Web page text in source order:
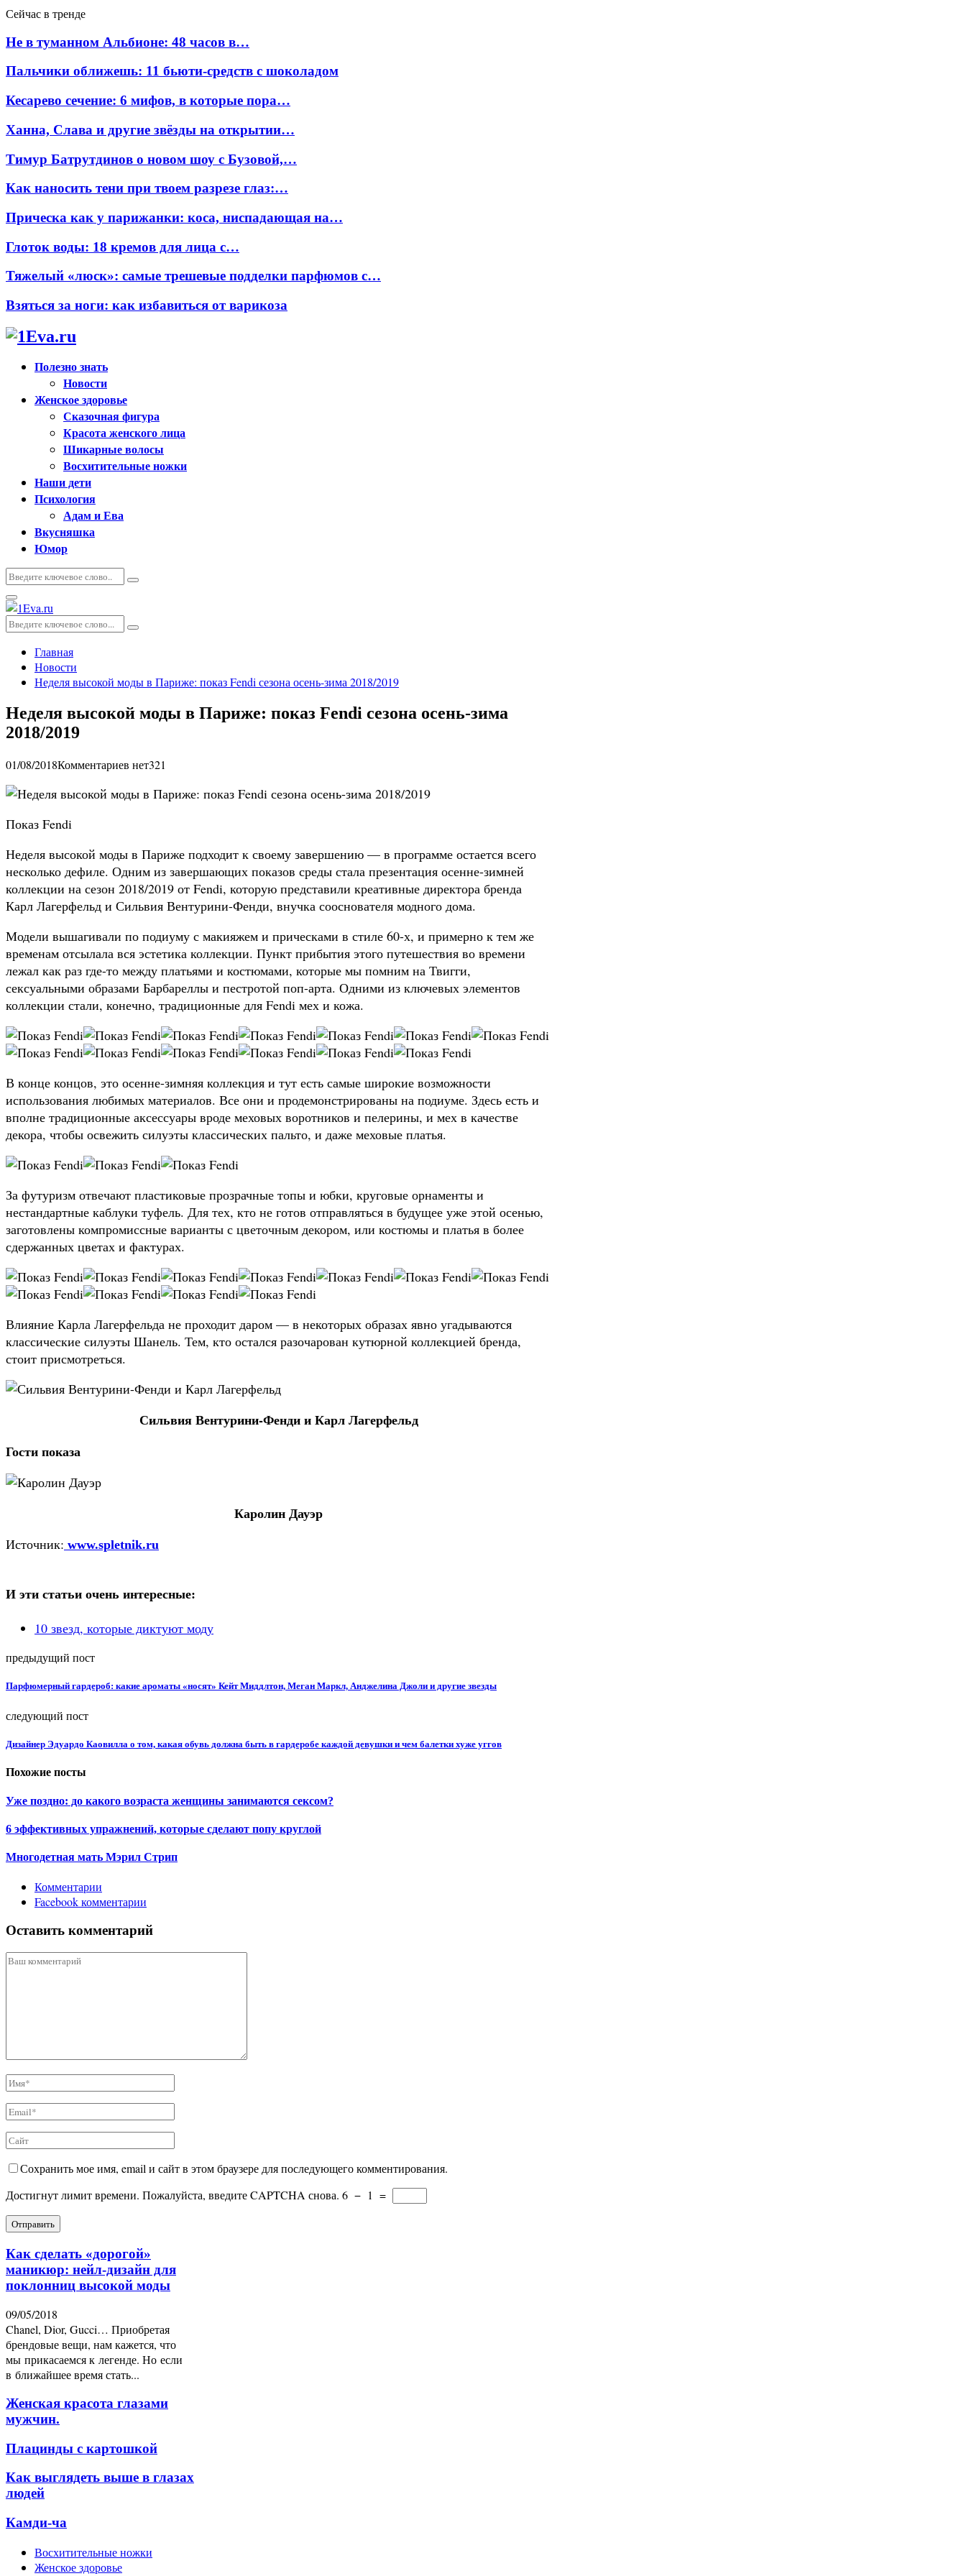
Сейчас в тренде
Не в туманном Альбионе: 48 часов в…
Пальчики оближешь: 11 бьюти-средств с шоколадом
Кесарево сечение: 6 мифов, в которые пора…
Ханна, Слава и другие звёзды на открытии…
Тимур Батрутдинов о новом шоу с Бузовой,…
Как наносить тени при твоем разрезе глаз:…
Прическа как у парижанки: коса, ниспадающая на…
Глоток воды: 18 кремов для лица с…
Тяжелый «люск»: самые трешевые подделки парфюмов с…
Взяться за ноги: как избавиться от варикоза
Полезно знать
Новости
Женское здоровье
Сказочная фигура
Красота женского лица
Шикарные волосы
Восхитительные ножки
Наши дети
Психология
Адам и Ева
Вкусняшка
Юмор
Искать:
Поиск
Основное
меню
Искать:
Поиск
Главная
Новости
Неделя высокой моды в Париже: показ Fendi сезона осень-зима 2018/2019
Неделя высокой моды в Париже: показ Fendi сезона осень-зима
2018/2019
01/08/2018Комментариев нет321
Показ Fendi
Неделя высокой моды в Париже подходит к своему завершению — в программе остается всего
несколько дефиле. Одним из завершающих показов среды стала презентация осенне-зимней
коллекции на сезон 2018/2019 от Fendi, которую представили креативные директора бренда
Карл Лагерфельд и Сильвия Вентурини-Фенди, внучка сооснователя модного дома.
Модели вышагивали по подиуму с макияжем и прическами в стиле 60-х, и примерно к тем же
временам отсылала вся эстетика коллекции. Пункт прибытия этого путешествия во времени
лежал как раз где-то между платьями и костюмами, которые мы помним на Твигги,
сексуальными образами Барбареллы и пестротой поп-арта. Одними из ключевых элементов
коллекции стали, конечно, традиционные для Fendi мех и кожа.
В конце концов, это осенне-зимняя коллекция и тут есть самые широкие возможности
использования любимых материалов. Все они и продемонстрированы на подиуме. Здесь есть и
вполне традиционные аксессуары вроде меховых воротников и пелерины, и мех в качестве
декора, чтобы освежить силуэты классических пальто, и даже меховые платья.
За футуризм отвечают пластиковые прозрачные топы и юбки, круговые орнаменты и
нестандартные каблуки туфель. Для тех, кто не готов отправляться в будущее уже этой осенью,
заготовлены компромиссные варианты с цветочным декором, или костюмы и платья в более
сдержанных цветах и фактурах.
Влияние Карла Лагерфельда не проходит даром — в некоторых образах явно угадываются
классические силуэты Шанель. Тем, кто остался разочарован кутюрной коллекцией бренда,
стоит присмотреться.
Сильвия Вентурини-Фенди и Карл Лагерфельд
Гости показа
Каролин Дауэр
Источник: www.spletnik.ru
И эти статьи очень интересные:
10 звезд, которые диктуют моду
предыдущий пост
Парфюмерный гардероб: какие ароматы «носят» Кейт Миддлтон, Меган Маркл, Анджелина Джоли и другие звезды
следующий пост
Дизайнер Эдуардо Каовилла о том, какая обувь должна быть в гардеробе каждой девушки и чем балетки хуже уггов
Похожие посты
Уже поздно: до какого возраста женщины занимаются сексом?
6 эффективных упражнений, которые сделают попу круглой
Многодетная мать Мэрил Стрип
Комментарии
Facebook комментарии
Оставить комментарий
Сохранить мое имя, email и сайт в этом браузере для последующего комментирования.
Достигнут лимит времени. Пожалуйста, введите CAPTCHA снова. 6 − 1 =
Как сделать «дорогой»
маникюр: нейл-дизайн для
поклонниц высокой моды
09/05/2018
Chanel, Dior, Gucci… Приобретая
брендовые вещи, нам кажется, что
мы прикасаемся к легенде. Но если
в ближайшее время стать...
Женская красота глазами
мужчин.
Плацинды с картошкой
Как выглядеть выше в глазах
людей
Камди-ча
Восхитительные ножки
Женское здоровье